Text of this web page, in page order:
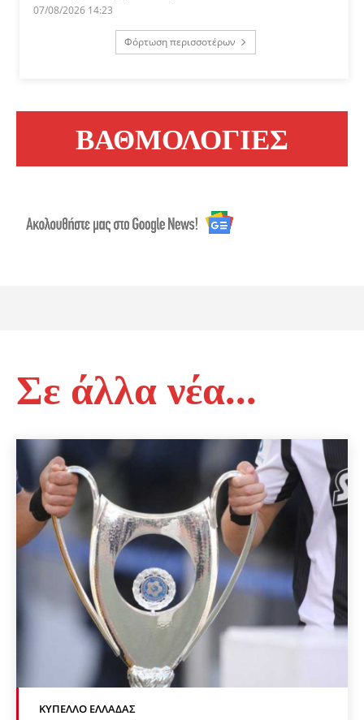
07/08/2026 14:23
Φόρτωση περισσοτέρων
ΒΑΘΜΟΛΟΓΙΕΣ
Σε άλλα νέα...
ΚΎΠΕΛΛΟ ΕΛΛΆΔΑΣ